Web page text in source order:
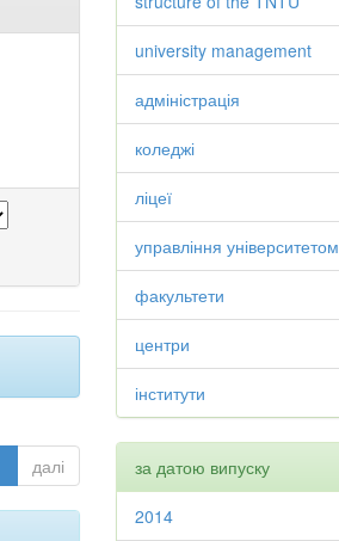
далі
university management
адміністрація
коледжі
ліцеї
управління університетом
факультети
центри
інститути
за датою випуску
2014